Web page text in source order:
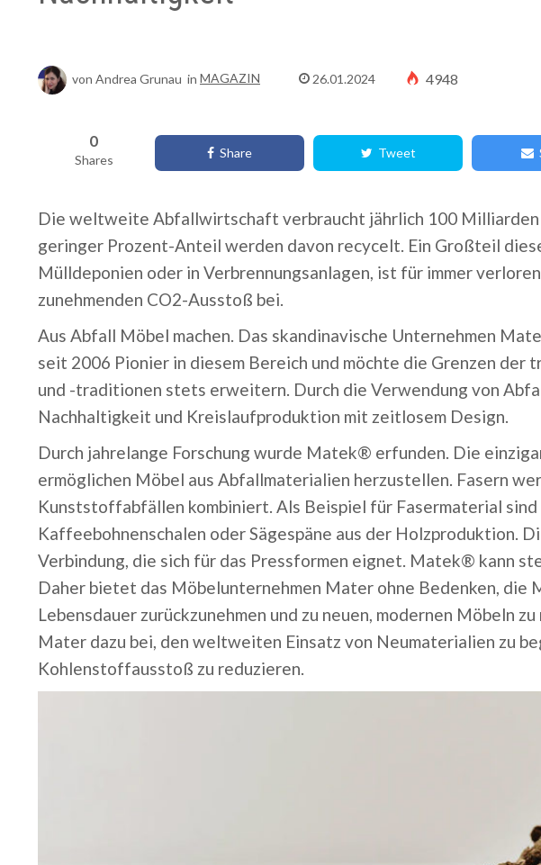
von Andrea Grunau in MAGAZIN 26.01.2024 4948
0
Shares Share Tweet
Die weltweite Abfallwirtschaft verbraucht jährlich 100 Milliarden
geringer Prozent-Anteil werden davon recycelt. Ein Großteil
Mülldeponien oder in Verbrennungsanlagen, ist für immer
zunehmenden CO2-Ausstoß bei.
Aus Abfall Möbel machen. Das skandinavische Unternehmen
seit 2006 Pionier in diesem Bereich und möchte die Grenzen
und -traditionen stets erweitern. Durch die Verwendung von
Nachhaltigkeit und Kreislaufproduktion mit zeitlosem Design.
Durch jahrelange Forschung wurde Matek® erfunden. Die
ermöglichen Möbel aus Abfallmaterialien herzustellen. Fasern
Kunststoffabfällen kombiniert. Als Beispiel für Fasermaterial
Kaffeebohnenschalen oder Sägespäne aus der Holzproduktion.
Verbindung, die sich für das Pressformen eignet. Matek® kann
Daher bietet das Möbelunternehmen Mater ohne Bedenken, die
Lebensdauer zurückzunehmen und zu neuen, modernen Möbeln
Mater dazu bei, den weltweiten Einsatz von Neumaterialien zu
Kohlenstoffausstoß zu reduzieren.